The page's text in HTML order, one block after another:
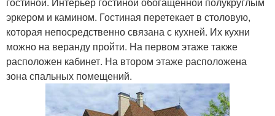
эркером и камином. Гостиная перетекает в столовую,
которая непосредственно связана с кухней. Их кухни
можно на веранду пройти. На первом этаже также
расположен кабинет. На втором этаже расположена
зона спальных помещений.